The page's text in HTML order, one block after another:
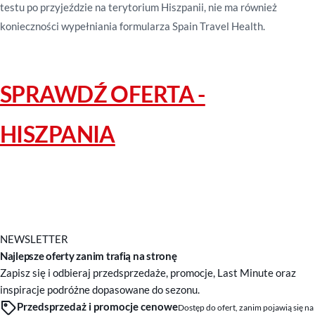
testu po przyjeździe na terytorium Hiszpanii, nie ma również
konieczności wypełniania formularza Spain Travel Health.
SPRAWDŹ OFERTA -
HISZPANIA
NEWSLETTER
Najlepsze oferty zanim trafią na stronę
Zapisz się i odbieraj przedsprzedaże, promocje, Last Minute oraz
inspiracje podróżne dopasowane do sezonu.
Przedsprzedaż i promocje cenoweDostęp do ofert, zanim pojawią się na